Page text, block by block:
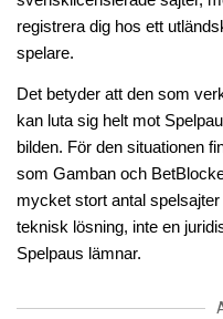
registrera dig hos ett
spelare.
Det betyder att den som
kan luta sig helt mot
bilden. För den situationen
som Gamban och
mycket stort antal
teknisk lösning, inte en
Spelpaus lämnar.